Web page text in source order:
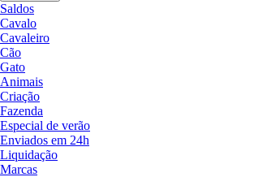
Saldos
Cavalo
Cavaleiro
Cão
Gato
Animais
Criação
Fazenda
Especial de verão
Enviados em 24h
Liquidação
Marcas